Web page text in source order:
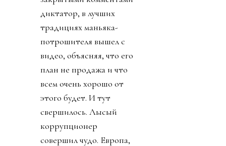
диктатор, в лучших
традициях маньяка-
потрошителя вышел с
видео, объясняя, что его
план не продажа и что
всем очень хорошо от
этого будет. И тут
свершилось. Лысый
коррупционер
совершил чудо. Европа,